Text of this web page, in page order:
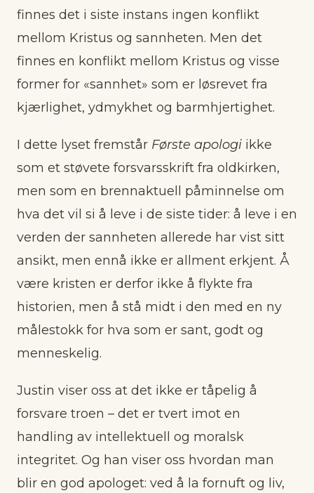
finnes det i siste instans ingen konflikt
mellom Kristus og sannheten. Men det
finnes en konflikt mellom Kristus og visse
former for «sannhet» som er løsrevet fra
kjærlighet, ydmykhet og barmhjertighet.
I dette lyset fremstår Første apologi ikke
som et støvete forsvarsskrift fra oldkirken,
men som en brennaktuell påminnelse om
hva det vil si å leve i de siste tider: å leve i en
verden der sannheten allerede har vist sitt
ansikt, men ennå ikke er allment erkjent. Å
være kristen er derfor ikke å flykte fra
historien, men å stå midt i den med en ny
målestokk for hva som er sant, godt og
menneskelig.
Justin viser oss at det ikke er tåpelig å
forsvare troen – det er tvert imot en
handling av intellektuell og moralsk
integritet. Og han viser oss hvordan man
blir en god apologet: ved å la fornuft og liv,